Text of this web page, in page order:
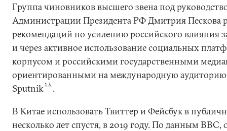
Группа чиновников высшего звена под
Администрации Президента РФ Дмитрия Пескова
рекомендаций по усилению российского влияния
и через активное использование социальных
корпусом и российскими государственными
ориентированными на международную
Sputnik13 .
В Китае использовать Твиттер и Фейсбук в
несколько лет спустя, в 2019 году. По данным BBC,